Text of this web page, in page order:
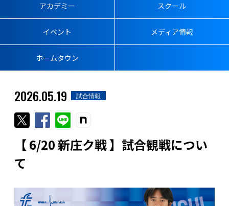
アカデミー スクール
イベント メディア情報
ホームタウン
2026.05.19 試合情報
【 6/20 新庄ク戦 】試合観戦につい
て